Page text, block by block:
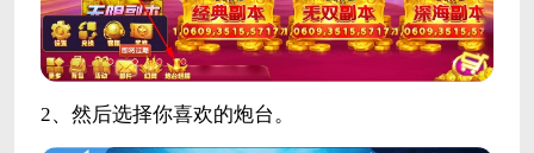
2、然后选择你喜欢的炮台。